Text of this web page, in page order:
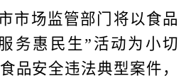
市场监管部门 将以食品
务惠民生 ” 活动为 小切
食品安全违法典型案件，